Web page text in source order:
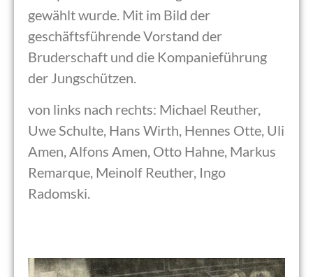
gewählt wurde. Mit im Bild der
geschäftsführende Vorstand der
Bruderschaft und die Kompanieführung
der Jungschützen.
von links nach rechts: Michael Reuther,
Uwe Schulte, Hans Wirth, Hennes Otte, Uli
Amen, Alfons Amen, Otto Hahne, Markus
Remarque, Meinolf Reuther, Ingo
Radomski.